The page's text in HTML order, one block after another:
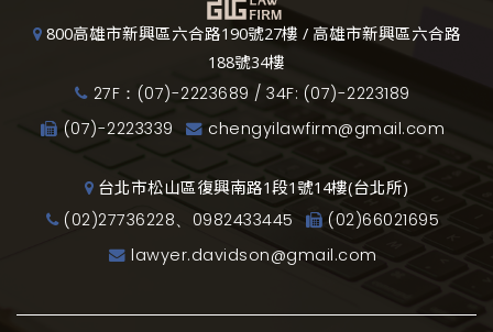
800高雄市新興區六合路190號27樓 / 高雄市新興區六合路
188號34樓
27F：(07)-2223689 / 34F: (07)-2223189
(07)-2223339
chengyilawfirm@gmail.com
台北市松山區復興南路1段1號14樓(台北所)
(02)27736228、0982433445
(02)66021695
lawyer.davidson@gmail.com